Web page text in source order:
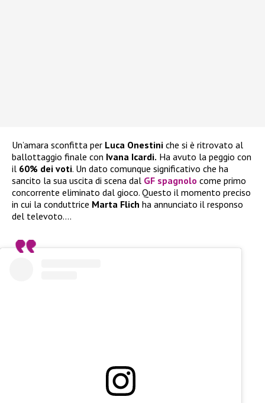
Un’amara sconfitta per Luca Onestini che si è ritrovato al
ballottaggio finale con Ivana Icardi. Ha avuto la peggio con
il 60% dei voti. Un dato comunque significativo che ha
sancito la sua uscita di scena dal GF spagnolo come primo
concorrente eliminato dal gioco. Questo il momento preciso
in cui la conduttrice Marta Flich ha annunciato il responso
del televoto….